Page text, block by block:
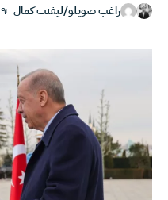
راغب صويلو/ليفنت كمال ٩ ديسمبر ,٢٠٢٥